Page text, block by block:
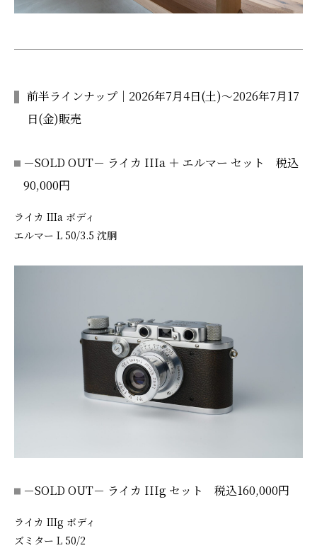
前半ラインナップ｜2026年7月4日(土)～2026年7月17
日(金)販売
－SOLD OUT－ ライカ IIIa ＋ エルマー セット 税込
90,000円
ライカ IIIa ボディ
エルマー L 50/3.5 沈胴
－SOLD OUT－ ライカ IIIg セット 税込160,000円
ライカ IIIg ボディ
ズミター L 50/2